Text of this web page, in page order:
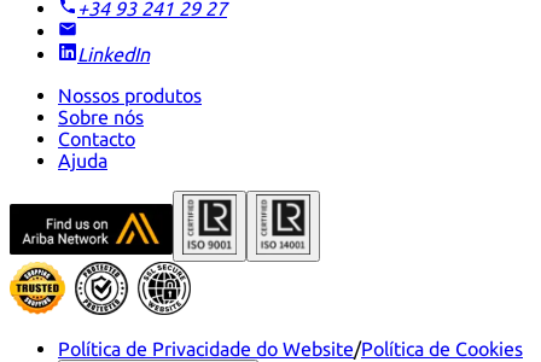
+34 93 241 29 27
LinkedIn
Nossos produtos
Sobre nós
Contacto
Ajuda
Política de Privacidade do Website/Política de Cookies